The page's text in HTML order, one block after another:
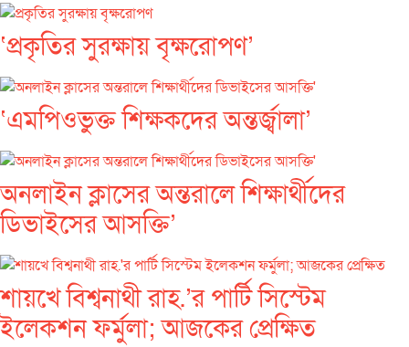
‘প্রকৃতির সুরক্ষায় বৃক্ষরোপণ’
‘এমপিওভুক্ত শিক্ষকদের অন্তর্জ্বালা’
অনলাইন ক্লাসের অন্তরালে শিক্ষার্থীদের
ডিভাইসের আসক্তি’
শায়খে বিশ্বনাথী রাহ.’র পার্টি সিস্টেম
ইলেকশন ফর্মুলা; আজকের প্রেক্ষিত